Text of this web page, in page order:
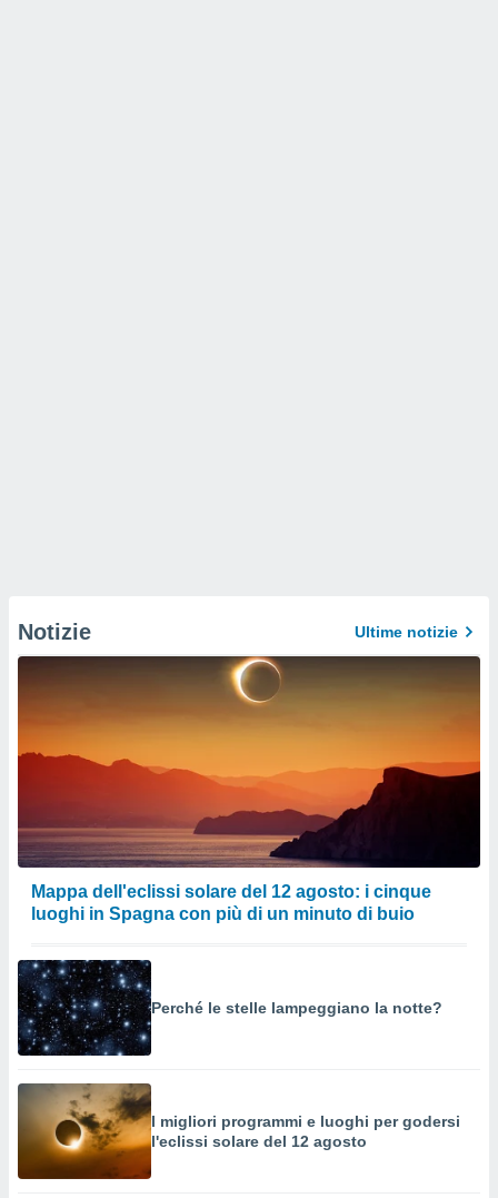
Notizie Ultime notizie
Mappa dell'eclissi solare del 12 agosto: i cinque
luoghi in Spagna con più di un minuto di buio
Perché le stelle lampeggiano la notte?
I migliori programmi e luoghi per godersi
l'eclissi solare del 12 agosto